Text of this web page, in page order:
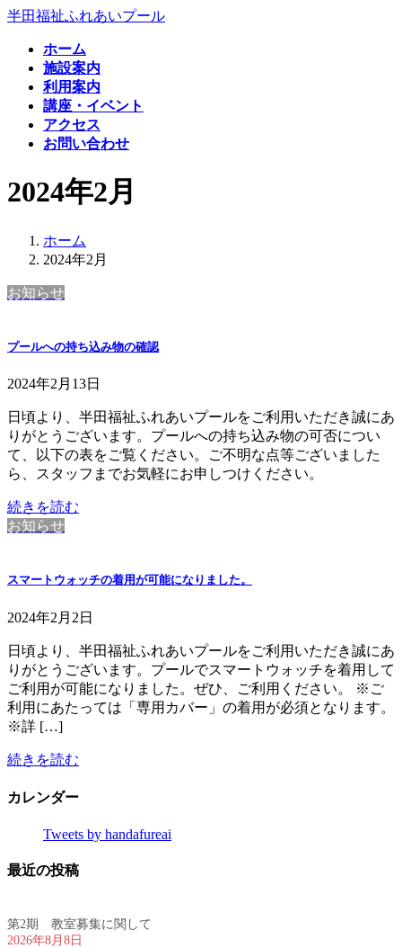
コ
プ
ナ
動
半田福祉ふれあいプール
ホーム
施設案内
利用案内
講座・イベント
アクセス
お問い合わせ
2024年2月
ホーム
2024年2月
お知らせ
プールへの持ち込み物の確認
2024年2月13日
日頃より、半田福祉ふれあいプールをご利用いただき誠にあ
りがとうございます。プールへの持ち込み物の可否につい
て、以下の表をご覧ください。ご不明な点等ございました
ら、スタッフまでお気軽にお申しつけください。
続きを読む
お知らせ
スマートウォッチの着用が可能になりました。
2024年2月2日
日頃より、半田福祉ふれあいプールをご利用いただき誠にあ
りがとうございます。プールでスマートウォッチを着用して
ご利用が可能になりました。ぜひ、ご利用ください。 ※ご
利用にあたっては「専用カバー」の着用が必須となります。
※詳 […]
続きを読む
カレンダー
Tweets by handafureai
最近の投稿
第2期 教室募集に関して
2026年8月8日